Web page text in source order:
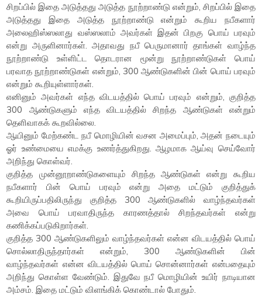
சிறப்பில் இதை அடுத்தது அடுத்த நூற்றாண்டு என்றும், சிறப்பில் இதை
அடுத்தது இதை அடுத்த நூற்றாண்டு என்றும் கூறிய நபீகளார்
அலைஹிஸ்ஸலாது வஸ்ஸலாம் அவர்கள் இதன் பிறகு பொய் பரவும்
என்று அருளினார்கள். அதாவது நபீ பெருமானார் தாங்கள் வாழ்ந்த
நூற்றாண்டு உள்ளிட்ட தொடரான மூன்று நூற்றாண்டுகள் பொய்
பரவாத நூற்றாண்டுகள் என்றும், 300 ஆண்டுகளின் பின் பொய் பரவும்
என்றும் கூறியுள்ளார்கள்.
எனினும் அவர்கள் எந்த விடயத்தில் பொய் பரவும் என்றும், குறித்த
300 ஆண்டுகளும் எந்த விடயத்தில் சிறந்த ஆண்டுகள் என்றும்
தெளிவாகக் கூறவில்லை.
ஆயினும் மேற்கண்ட நபீ மொழியின் வசன அமைப்பும், அதன் நடையும்
ஓர் உண்மையை எமக்கு உணர்த்துகிறது. ஆழமாக ஆய்வு செய்வோர்
அறிந்து கொள்வர்.
குறித்த முன்னூறாண்டுகளையும் சிறந்த ஆண்டுகள் என்று கூறிய
நபீகளார் பின் பொய் பரவும் என்று அதை மட்டும் குறித்துக்
கூறியிருப்பதிலிருந்து குறித்த 300 ஆண்டுகளில் வாழ்ந்தவர்கள்
அவை பொய் பரவாதிருந்த காரணத்தால் சிறந்தவர்கள் என்று
கணிக்கப்படுகிறார்கள்.
குறித்த 300 ஆண்டுகளிலும் வாழ்ந்தவர்கள் என்ன விடயத்தில் பொய்
சொல்லாதிருந்தார்கள் என்றும், 300 ஆண்டுகளின் பின்
வாழ்ந்தவர்கள் என்ன விடயத்தில் பொய் சொன்னார்கள் என்பதையும்
அறிந்து கொள்ள வேண்டும். இதுவே நபீ மொழியின் உயிர் நாடியான
அம்சம். இதை மட்டும் விளங்கிக் கொண்டால் போதும்.